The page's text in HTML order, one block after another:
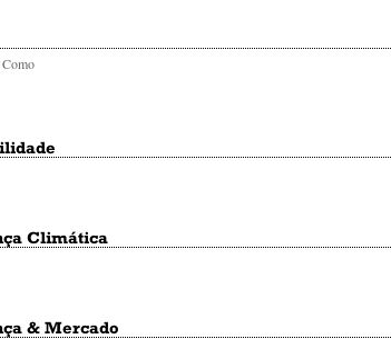
Climática
& Mercado